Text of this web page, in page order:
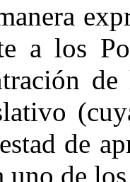
a los
de
uno de